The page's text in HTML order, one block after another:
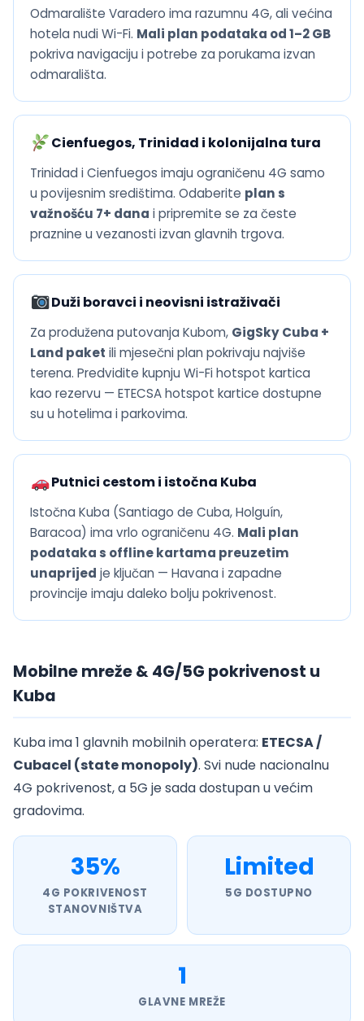
Odmaralište Varadero ima razumnu 4G, ali većina
hotela nudi Wi-Fi. Mali plan podataka od 1–2 GB
pokriva navigaciju i potrebe za porukama izvan
odmarališta.
Cienfuegos, Trinidad i kolonijalna tura
Trinidad i Cienfuegos imaju ograničenu 4G samo
u povijesnim središtima. Odaberite plan s
važnošću 7+ dana i pripremite se za česte
praznine u vezanosti izvan glavnih trgova.
Duži boravci i neovisni istraživači
Za produžena putovanja Kubom, GigSky Cuba +
Land paket ili mjesečni plan pokrivaju najviše
terena. Predvidite kupnju Wi-Fi hotspot kartica
kao rezervu — ETECSA hotspot kartice dostupne
su u hotelima i parkovima.
Putnici cestom i istočna Kuba
Istočna Kuba (Santiago de Cuba, Holguín,
Baracoa) ima vrlo ograničenu 4G. Mali plan
podataka s offline kartama preuzetim
unaprijed je ključan — Havana i zapadne
provincije imaju daleko bolju pokrivenost.
Mobilne mreže & 4G/5G pokrivenost u
Kuba
Kuba ima 1 glavnih mobilnih operatera: ETECSA /
Cubacel (state monopoly). Svi nude nacionalnu
4G pokrivenost, a 5G je sada dostupan u većim
gradovima.
35%
4G POKRIVENOST
STANOVNIŠTVA
Limited
5G DOSTUPNO
1
GLAVNE MREŽE